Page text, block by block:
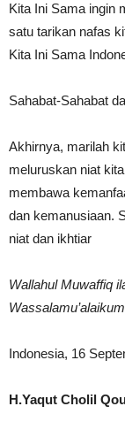
Kita Ini Sama ingin
satu tarikan nafas
Kita Ini Sama
Sahabat-Sahabat
Akhirnya, marilah
meluruskan niat
membawa
dan kemanusiaan.
niat dan ikhtiar
Wallahul Muwaffiq
Indonesia, 16
H.Yaqut Cholil